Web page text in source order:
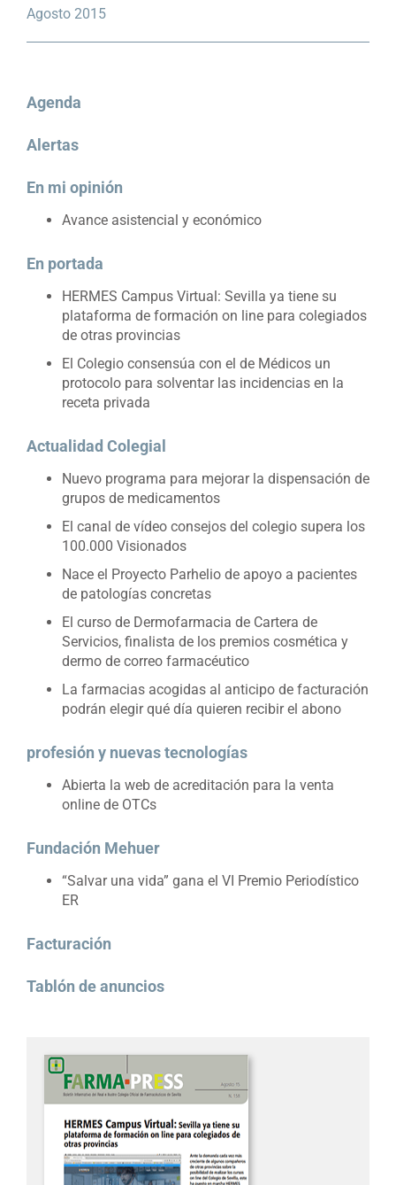
Agosto 2015
Agenda
Alertas
En mi opinión
Avance asistencial y económico
En portada
HERMES Campus Virtual: Sevilla ya tiene su
plataforma de formación on line para colegiados
de otras provincias
El Colegio consensúa con el de Médicos un
protocolo para solventar las incidencias en la
receta privada
Actualidad Colegial
Nuevo programa para mejorar la dispensación de
grupos de medicamentos
El canal de vídeo consejos del colegio supera los
100.000 Visionados
Nace el Proyecto Parhelio de apoyo a pacientes
de patologías concretas
El curso de Dermofarmacia de Cartera de
Servicios, finalista de los premios cosmética y
dermo de correo farmacéutico
La farmacias acogidas al anticipo de facturación
podrán elegir qué día quieren recibir el abono
profesión y nuevas tecnologías
Abierta la web de acreditación para la venta
online de OTCs
Fundación Mehuer
“Salvar una vida” gana el VI Premio Periodístico
ER
Facturación
Tablón de anuncios